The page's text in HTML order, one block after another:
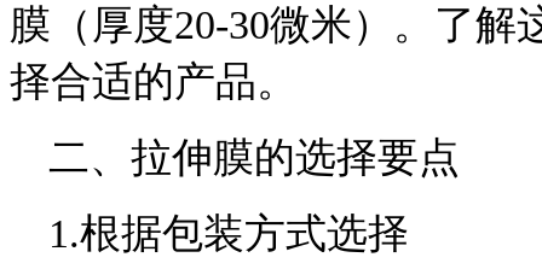
膜（厚度20-30微米）。了
择合适的产品。
二、拉伸膜的选择要点
1.根据包装方式选择